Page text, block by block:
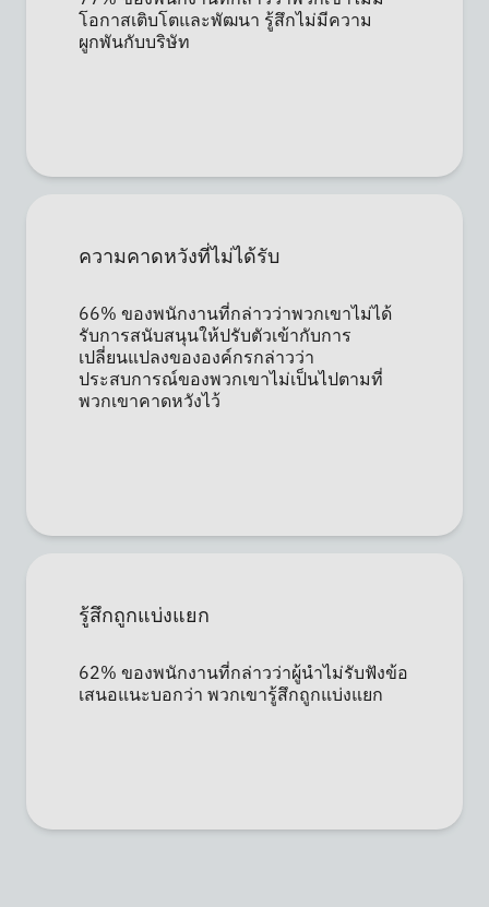
นัดชมการสาธิต
บริษัท*
ประเทศ*
Privacy
Optin
ในการให้ข้อมูลเหล่านี้ ท่านได้ ตกลงเปิดเผยข้อมูลส่วนบุคคลของ
ท่านตามนโยบายการคุ้มครองข้อมูลส่วนบุคคลของบริษัท
โอกาสเติบโตและพัฒนา รู้สึกไม่มีความ
ผูกพันกับบริษัท
ความคาดหวังที่ไม่ได้รับ
66% ของพนักงานที่กล่าวว่าพวกเขาไม่ได้
รับการสนับสนุนให้ปรับตัวเข้ากับการ
เปลี่ยนแปลงขององค์กรกล่าวว่า
ประสบการณ์ของพวกเขาไม่เป็นไปตามที่
พวกเขาคาดหวังไว้
รู้สึกถูกแบ่งแยก
62% ของพนักงานที่กล่าวว่าผู้นำไม่รับฟังข้อ
เสนอแนะบอกว่า พวกเขารู้สึกถูกแบ่งแยก